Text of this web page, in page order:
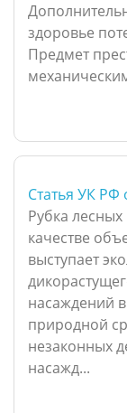
здоровье
Предмет
Статья УК РФ
Рубка
качестве
выступает
насаждений
природной
незаконных
насажд...